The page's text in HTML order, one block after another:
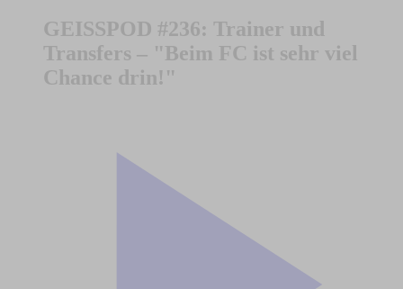
GEISSPOD #236: Trainer und
Transfers – "Beim FC ist sehr viel
Chance drin!"